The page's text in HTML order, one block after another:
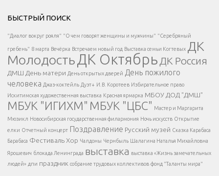
Есть вопрос?
Напишите нам
</span >
Написать
</button >
</div >
</div > </div >
БЫСТРЫЙ ПОИСК
"Диалог вокруг рояля" "О чем говорят женщины и мужчины" "Серебряный
гребень" 8 марта Вечёрка Встречаем новый год Выставка семьи Когтевых ДК
МолодостьДК Октябрь ДК Россия
ДМШ День матери День открытых дверей День пожилого
человека Джаз-коктейль Дуэт+ И.В. Коротеев Избирательное право
Искитимская художественная выставка Красная ярмарка МБОУ ДОД "ДМШ"
МБУК "ИГИХМ" МБУК "ЦБС" Мастер и Маргарита
Мюзикл Новосибирская государственная филармония Ночь искусств Открытие
елки Отчетный концерт Поздравление Русский музей Сказка Карабаса
Барабаса Фестиваль Хор Чалдоны Чернбыль Шалагина Наталья Михайловна
Ярошевич блокада Ленинграда выставка выставка «Жизнь замечательных
людей» дпи праздник собрание трудовых коллективов фонд "Таланты мира"